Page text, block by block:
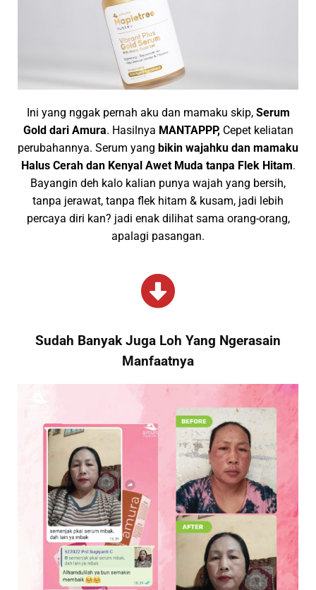
Ini yang nggak pernah aku dan mamaku skip, Serum
Gold dari Amura. Hasilnya MANTAPPP, Cepet keliatan
perubahannya. Serum yang bikin wajahku dan mamaku
Halus Cerah dan Kenyal Awet Muda tanpa Flek Hitam.
Bayangin deh kalo kalian punya wajah yang bersih,
tanpa jerawat, tanpa flek hitam & kusam, jadi lebih
percaya diri kan? jadi enak dilihat sama orang-orang,
apalagi pasangan.
Sudah Banyak Juga Loh Yang Ngerasain
Manfaatnya